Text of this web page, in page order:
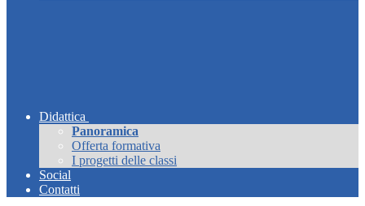
Didattica
Panoramica
Offerta formativa
I progetti delle classi
Social
Contatti